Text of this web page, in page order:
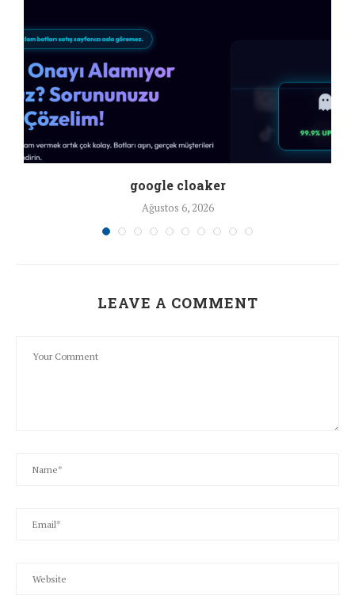
google cloaker
Ağustos 6, 2026
LEAVE A COMMENT